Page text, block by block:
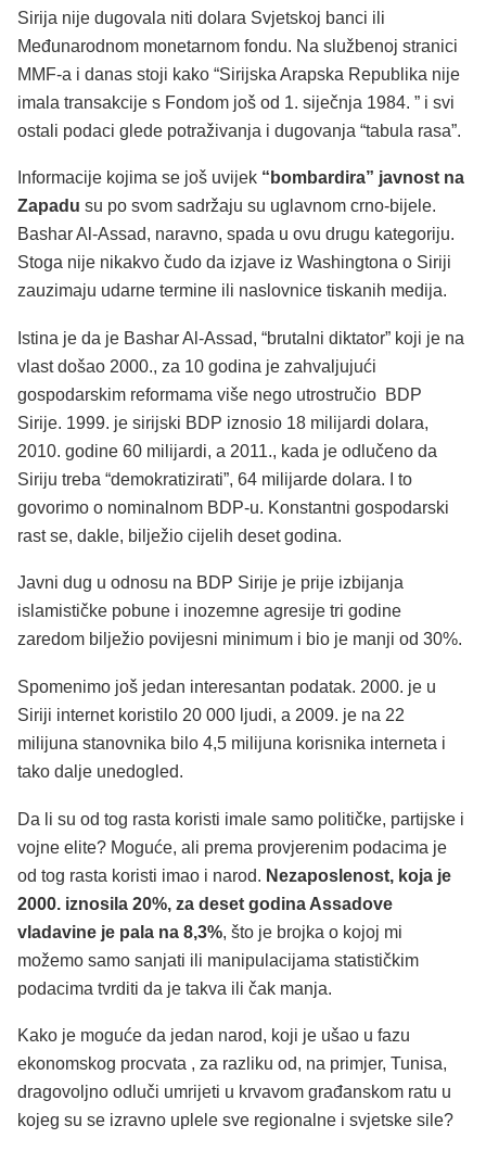
Sirija nije dugovala niti dolara Svjetskoj banci ili
Međunarodnom monetarnom fondu. Na službenoj stranici
MMF-a i danas stoji kako “Sirijska Arapska Republika nije
imala transakcije s Fondom još od 1. siječnja 1984. ” i svi
ostali podaci glede potraživanja i dugovanja “tabula rasa”.
Informacije kojima se još uvijek “bombardira” javnost na
Zapadu su po svom sadržaju su uglavnom crno-bijele.
Bashar Al-Assad, naravno, spada u ovu drugu kategoriju.
Stoga nije nikakvo čudo da izjave iz Washingtona o Siriji
zauzimaju udarne termine ili naslovnice tiskanih medija.
Istina je da je Bashar Al-Assad, “brutalni diktator” koji je na
vlast došao 2000., za 10 godina je zahvaljujući
gospodarskim reformama više nego utrostručio BDP
Sirije. 1999. je sirijski BDP iznosio 18 milijardi dolara,
2010. godine 60 milijardi, a 2011., kada je odlučeno da
Siriju treba “demokratizirati”, 64 milijarde dolara. I to
govorimo o nominalnom BDP-u. Konstantni gospodarski
rast se, dakle, bilježio cijelih deset godina.
Javni dug u odnosu na BDP Sirije je prije izbijanja
islamističke pobune i inozemne agresije tri godine
zaredom bilježio povijesni minimum i bio je manji od 30%.
Spomenimo još jedan interesantan podatak. 2000. je u
Siriji internet koristilo 20 000 ljudi, a 2009. je na 22
milijuna stanovnika bilo 4,5 milijuna korisnika interneta i
tako dalje unedogled.
Da li su od tog rasta koristi imale samo političke, partijske i
vojne elite? Moguće, ali prema provjerenim podacima je
od tog rasta koristi imao i narod. Nezaposlenost, koja je
2000. iznosila 20%, za deset godina Assadove
vladavine je pala na 8,3%, što je brojka o kojoj mi
možemo samo sanjati ili manipulacijama statističkim
podacima tvrditi da je takva ili čak manja.
Kako je moguće da jedan narod, koji je ušao u fazu
ekonomskog procvata , za razliku od, na primjer, Tunisa,
dragovoljno odluči umrijeti u krvavom građanskom ratu u
kojeg su se izravno uplele sve regionalne i svjetske sile?